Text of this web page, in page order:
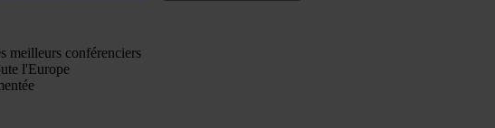
meilleurs conférenciers
l'Europe